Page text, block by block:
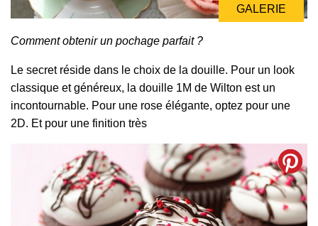
GALERIE
Comment obtenir un pochage parfait ?
Le secret réside dans le choix de la douille. Pour un look
classique et généreux, la douille 1M de Wilton est un
incontournable. Pour une rose élégante, optez pour une
2D. Et pour une finition très